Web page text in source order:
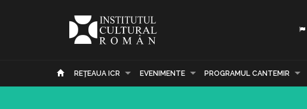
REŢEAUA ICR EVENIMENTE PROGRAMUL CANTEMIR